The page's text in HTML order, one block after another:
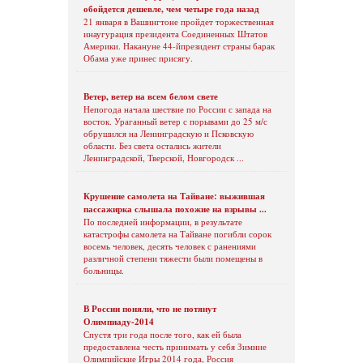
обойдется дешевле, чем четыре года назад
21 января в Вашингтоне пройдет торжественная
инаугурация президента Соединенных Штатов
Америки. Накануне 44-йпрезидент страны барак
Обама уже принес присягу.
Ветер, ветер на всем белом свете
Непогода начала шествие по России с запада на
восток. Ураганный ветер с порывами до 25 м/с
обрушился на Ленинградскую и Псковскую
области. Без света остались жители
Ленинградской, Тверской, Новгородск ...
Крушение самолета на Тайване: выжившая
пассажирка слышала похожие на взрывы ...
По последней информации, в результате
катастрофы самолета на Тайване погибли сорок
восемь человек, десять человек с ранениями
различной степени тяжести были помещены в
больницы.
В России поняли, что не потянут
Олимпиаду-2014
Спустя три года после того, как ей была
предоставлена честь принимать у себя Зимние
Олимпийские Игры 2014 года, Россия